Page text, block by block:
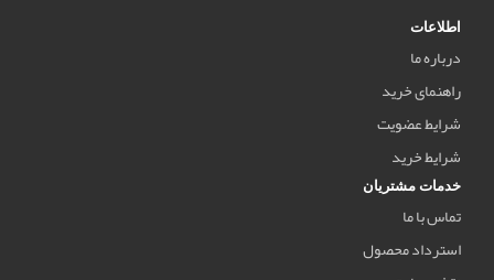
اطلاعات
درباره ما
راهنمای خرید
شرایط عضویت
شرایط خرید
خدمات مشتریان
تماس با ما
استرداد محصول